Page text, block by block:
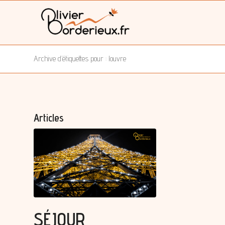
Archive d’étiquettes pour : louvre
Articles
SÉJOUR